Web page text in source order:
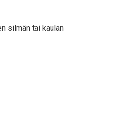
silmän tai kaulan